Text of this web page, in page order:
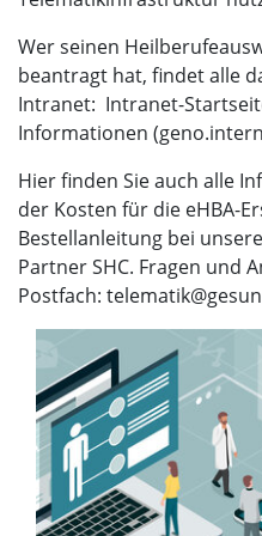
Wer seinen
beantragt hat, findet alle
Intranet: Intranet-
Informationen
Hier finden Sie auch alle
der Kosten für die eHBA-
Bestellanleitung bei
Partner SHC. Fragen und
Postfach: